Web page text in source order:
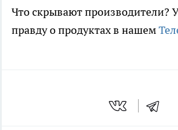
Что скрывают производители?
правду о продуктах в нашем